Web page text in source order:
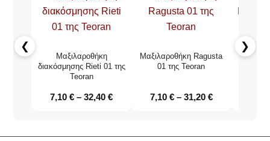
❮
Μαξιλαροθήκη
διακόσμησης Rieti 01 της
Teoran
7,10€ – 32,40€
Μαξιλαροθήκη Ragusta
01 της Teoran
7,10 € – 31,20 €
❯